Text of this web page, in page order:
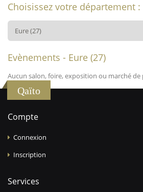
Choisissez votre département :
Evènements - Eure (27)
Aucun salon, foire, exposition ou marché de
Qaïto
Compte
Connexion
Inscription
Services